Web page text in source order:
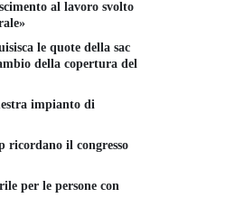
al lavoro svolto
le quote della sac
della copertura del
impianto di
ricordano il congresso
per le persone con